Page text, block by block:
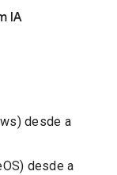
IA
desde a
desde a